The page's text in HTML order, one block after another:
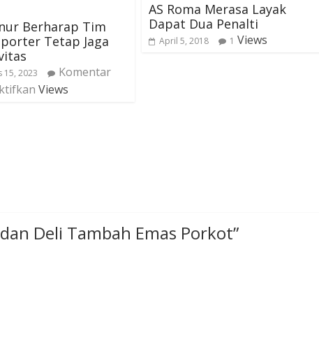
Berharap Tim
Tetap Jaga
15, 2023
Komentar
Views
AS Roma Merasa Layak
Dapat Dua Penalti
April 5, 2018 1 Views
Deli Tambah Emas Porkot”